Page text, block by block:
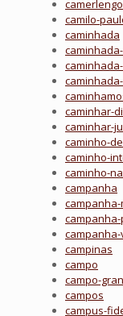
camerlengo
camilo-
caminhada
caminhar-
caminhar-
caminho-
caminho-
caminho-
campanha
campanha-
campinas
campo
campo-
campos
campus-